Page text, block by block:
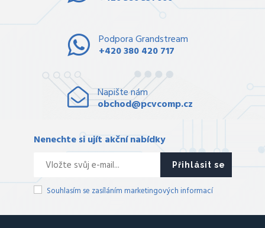
Podpora Grandstream
+420 380 420 717
Napište nám
obchod@pcvcomp.cz
Nenechte si ujít akční nabídky
Přihlásit se
Souhlasím se zasíláním marketingových informací